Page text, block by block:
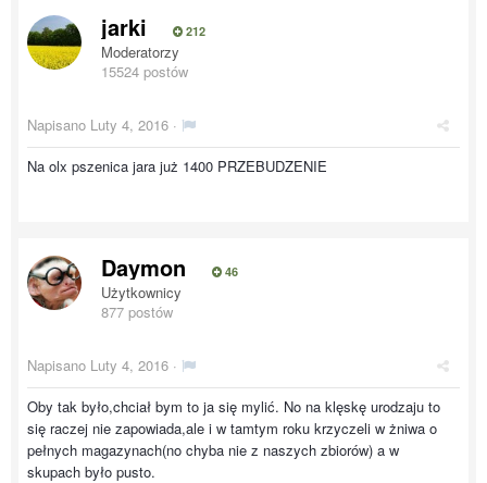
jarki 212
Moderatorzy
15524 postów
Napisano Luty 4, 2016 ·
Na olx pszenica jara już 1400 PRZEBUDZENIE
Daymon 46
Użytkownicy
877 postów
Napisano Luty 4, 2016 ·
Oby tak było,chciał bym to ja się mylić. No na klęskę urodzaju to
się raczej nie zapowiada,ale i w tamtym roku krzyczeli w żniwa o
pełnych magazynach(no chyba nie z naszych zbiorów) a w
skupach było pusto.